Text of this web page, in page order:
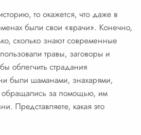
то окажется, что даже в
были свои «врачи». Конечно,
сколько знают современные
травы, заговоры и
облегчить страдания
были шаманами, знахарями,
за помощью, им
Представляете, какая это